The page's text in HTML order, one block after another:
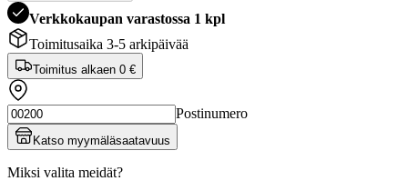
Verkkokaupan varastossa 1 kpl
Toimitusaika 3-5 arkipäivää
Toimitus alkaen 0 €
Postinumero
Katso myymäläsaatavuus
Miksi valita meidät?